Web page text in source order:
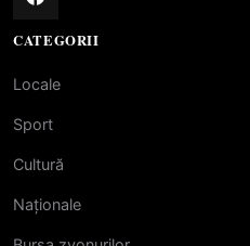
CATEGORII
Locale
Sport
Cultură
Naționale